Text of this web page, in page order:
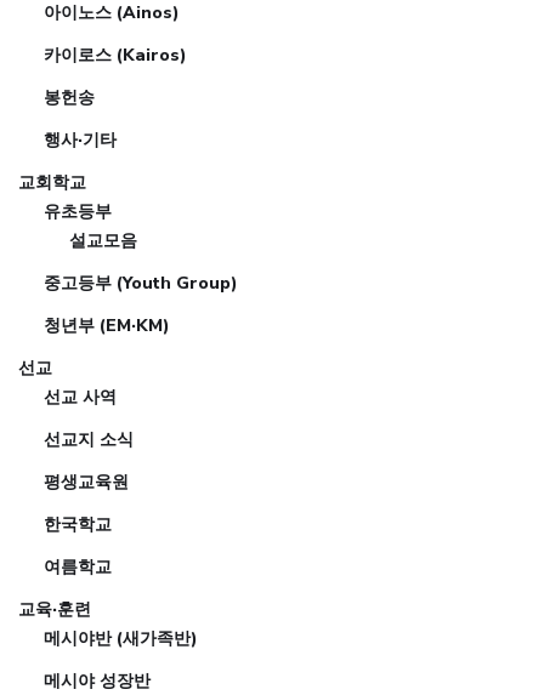
아이노스 (Ainos)
카이로스 (Kairos)
봉헌송
행사·기타
교회학교
유초등부
설교모음
중고등부 (Youth Group)
청년부 (EM·KM)
선교
선교 사역
선교지 소식
평생교육원
한국학교
여름학교
교육·훈련
메시야반 (새가족반)
메시야 성장반